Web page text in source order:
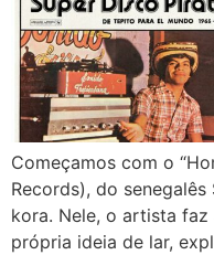
Começamos com o
Records), do
kora. Nele, o artista
própria ideia de lar,